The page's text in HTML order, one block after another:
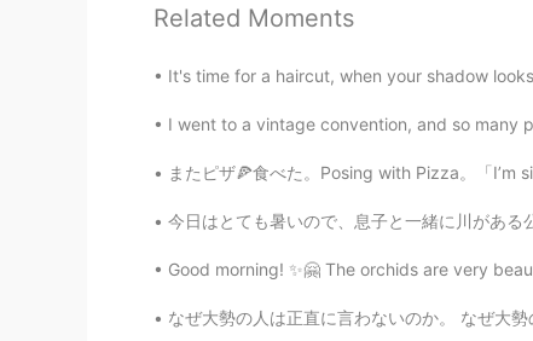
JP EN
とても素敵ですね！私は英語を勉
MementoVitae
JP TH CN VI
僕もうつ病でした。
IPhoneuser
Related Moments
It's time for a haircut, when your shadow
I went to a vintage convention, and so many
またピザ🍕食べた。Posing with Pizza。「I’m silly
今日はとても暑いので、息子と一緒に川がある公園に
Good morning! ✨🤗 The orchids are very
なぜ大勢の人は正直に言わないのか。 なぜ大勢の人は心から夢とか深い考えを伝える事